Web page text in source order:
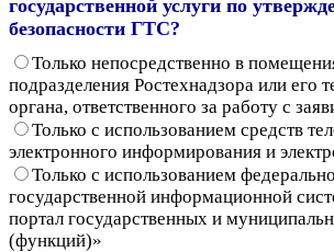
государственной услуги по
безопасности ГТС?
Только непосредственно в
подразделения Ростехнадзора или его
органа, ответственного за работу с
Только с использованием средств
электронного информирования и
Только с использованием
государственной информационной
портал государственных и
(функций)»